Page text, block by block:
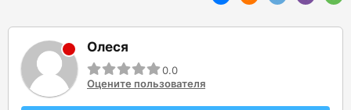
Олеся
0.0
Оцените пользователя